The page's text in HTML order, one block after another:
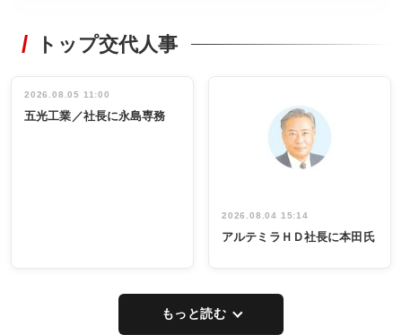
非鉄業界で
インタビュ
ー／社内ア
タックトレー
祝う 業界関
係者ら220人
出席
トップ交代人事
2026.08.05 11:00
五光工業／社長に永島専務
2026.08.04 15:14
アルテミラＨＤ社長に本田氏
もっと読む